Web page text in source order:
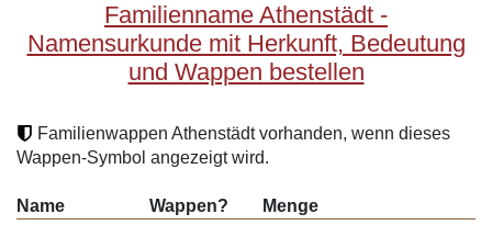
Familienname Athenstädt -
Namensurkunde mit Herkunft, Bedeutung
und Wappen bestellen
Familienwappen Athenstädt vorhanden, wenn dieses
Wappen-Symbol angezeigt wird.
Name Wappen?
Menge